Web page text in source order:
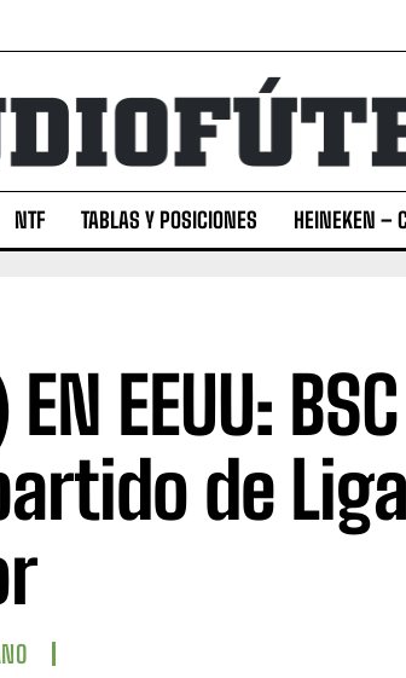
NTF TABLAS Y POSICIONES HEINEKEN –
EN EEUU:
de